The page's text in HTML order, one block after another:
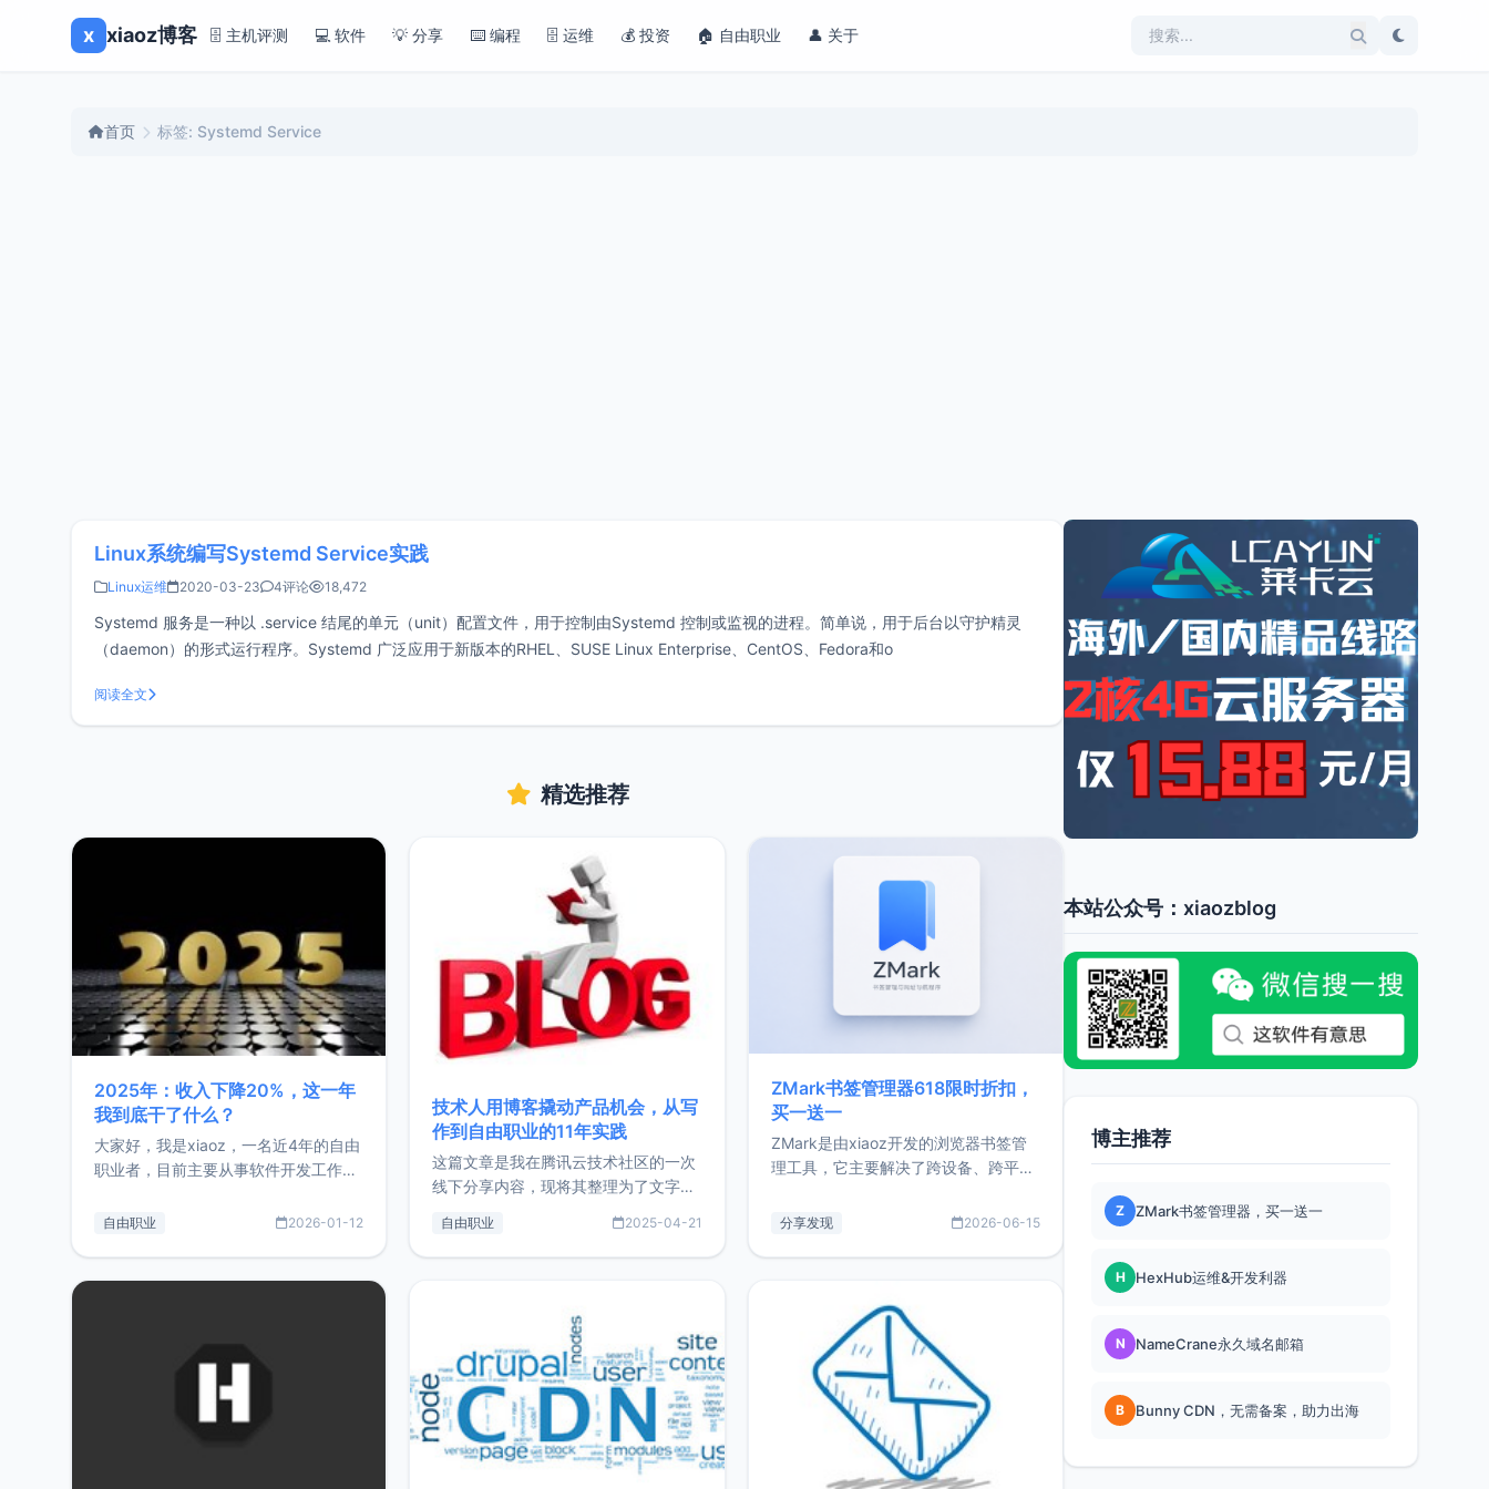
x xiaoz博客 🗄️ 主机评测 💻 软件 💡 分享 ⌨️ 编程 🗄️ 运维 💰 投资 🏠 自由职业 👤 关于
首页 标签: Systemd Service
Linux系统编写Systemd Service实践
Linux运维 2020-03-23 4评论 18,472
Systemd 服务是一种以 .service 结尾的单元（unit）配置文件，用于控制由Systemd 控制或监视的进程。简单说，用于后台以守护精灵
（daemon）的形式运行程序。Systemd 广泛应用于新版本的RHEL、SUSE Linux Enterprise、CentOS、Fedora和o
阅读全文
精选推荐
2025年：收入下降20%，这一年
我到底干了什么？
大家好，我是xiaoz，一名近4年的自由
职业者，目前主要从事软件开发工作。
的总结，内容主要包括：工作、学习、
自由职业 2026-01-12
技术人用博客撬动产品机会，从写
作到自由职业的11年实践
这篇文章是我在腾讯云技术社区的一次
线下分享内容，现将其整理为了文字
版，分享了写博客11年来的经历，以及
通过博客过渡到做产品和走向自由职业
的一个小故事。文中还首次公开了我的
前从事服务器运维相关工作，现在已经
转自由职业3年，目前
自由职业 2025-04-21
ZMark书签管理器618限时折扣，
买一送一
ZMark是由xiaoz开发的浏览器书签管
理工具，它主要解决了跨设备、跨平
做到一处部署、随处访问。同时，它还
量级： 使用Bun + Hono.js
分享发现 2026-06-15
本站公众号：xiaozblog
博主推荐
Z ZMark书签管理器，买一送一
H HexHub运维&开发利器
N NameCrane永久域名邮箱
B Bunny CDN，无需备案，助力出海